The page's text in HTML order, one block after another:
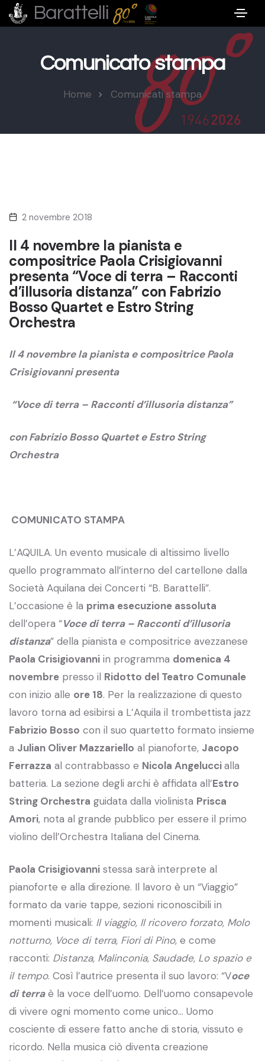
Barattelli
Comunicato stampa
Home Comunicati stampa
2 novembre 2018
Il 4 novembre la pianista e
compositrice Paola Crisigiovanni
presenta “Voce di terra – Racconti
d’illusoria distanza” con Fabrizio
Bosso Quartet e Estro String
Orchestra
Il 4 novembre la pianista e compositrice Paola
Crisigiovanni presenta
“Voce di terra – Racconti d’illusoria distanza”
con Fabrizio Bosso Quartet e Estro String
Orchestra
COMUNICATO STAMPA
L’AQUILA. Un evento musicale di altissimo livello
quello programmato all’interno del cartellone dalla
Società Aquilana dei Concerti “B. Barattelli”.
L’occasione è la prima esecuzione assoluta
dell’opera “Voce di terra – Racconti d’illusoria
distanza” della pianista e compositrice avezzanese
Paola Crisigiovanni in programma domenica 4
novembre presso il Ridotto del Teatro Comunale
con inizio alle ore 18. Per la realizzazione di questo
lavoro torna ad esibirsi a L’Aquila il trombettista jazz
Fabrizio Bosso con il suo quartetto formato insieme
a Julian Oliver Mazzariello al pianoforte, Jacopo
Ferrazza al contrabbasso e Nicola Angeluccialla
batteria. La sezione degli archi è affidata all’Estro
String Orchestra guidata dalla violinista Prisca
Amori, nota al grande pubblico per essere il primo
violino dell’Orchestra Italiana del Cinema.
Paola Crisigiovanni stessa sarà interprete al
pianoforte e alla direzione. Il lavoro è un “Viaggio”
formato da varie tappe, sezioni riconoscibili in
momenti musicali: Il viaggio, Il ricovero forzato, Molo
notturno, Voce di terra, Fiori di Pino, e come
racconti: Distanza, Malinconia, Saudade, Lo spazio e
il tempo. Così l’autrice presenta il suo lavoro: “Voce
di terraè la voce dell’uomo. Dell’uomo consapevole
di vivere ogni momento come unico… Uomo
cosciente di essere fatto anche di storia, vissuto e
ricordo. Nella musica ciò diventa creazione